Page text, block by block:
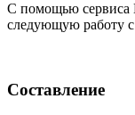
С помощью сервиса
следующую работу
Составление